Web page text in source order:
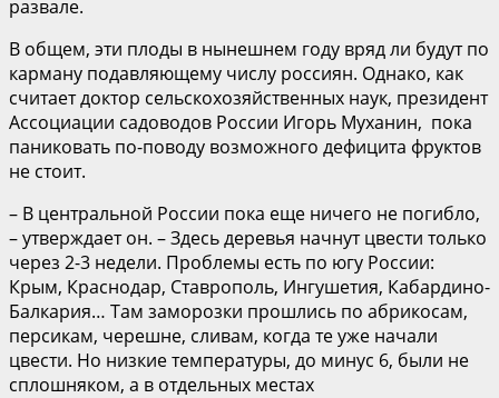
развале.
В общем, эти плоды в нынешнем году вряд ли будут по
карману подавляющему числу россиян. Однако, как
считает доктор сельскохозяйственных наук, президент
Ассоциации садоводов России Игорь Муханин, пока
паниковать по-поводу возможного дефицита фруктов
не стоит.
– В центральной России пока еще ничего не погибло,
– утверждает он. – Здесь деревья начнут цвести только
через 2-3 недели. Проблемы есть по югу России:
Крым, Краснодар, Ставрополь, Ингушетия, Кабардино-
Балкария… Там заморозки прошлись по абрикосам,
персикам, черешне, сливам, когда те уже начали
цвести. Но низкие температуры, до минус 6, были не
сплошняком, а в отдельных местах